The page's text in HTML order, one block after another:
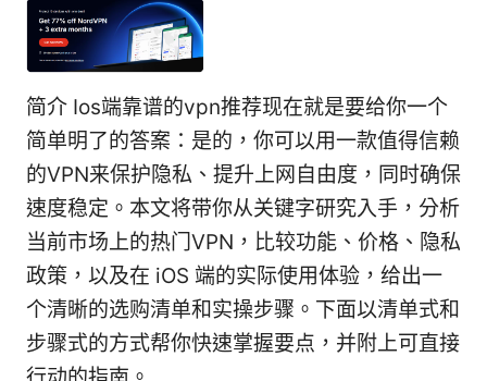
简介 Ios端靠谱的vpn推荐现在就是要给你一个
简单明了的答案：是的，你可以用一款值得信赖
的VPN来保护隐私、提升上网自由度，同时确保
速度稳定。本文将带你从关键字研究入手，分析
当前市场上的热门VPN，比较功能、价格、隐私
政策，以及在 iOS 端的实际使用体验，给出一
个清晰的选购清单和实操步骤。下面以清单式和
步骤式的方式帮你快速掌握要点，并附上可直接